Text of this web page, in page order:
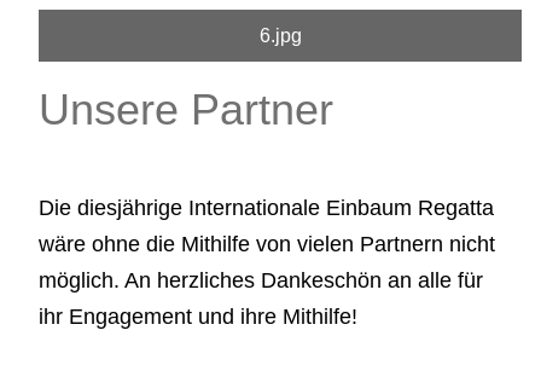
6.jpg
Unsere Partner
Die diesjährige Internationale Einbaum Regatta
wäre ohne die Mithilfe von vielen Partnern nicht
möglich. An herzliches Dankeschön an alle für
ihr Engagement und ihre Mithilfe!